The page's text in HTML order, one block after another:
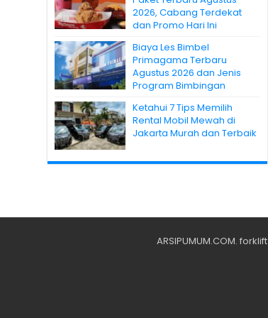
2026, Cabang Terdekat
dan Promo Hari Ini
Biaya Les Bimbel
Primagama Terbaru
Agustus 2026 dan Jenis
Program Bimbingan
Ketahui 7 Tips Memilih
Rental Mobil Mewah di
Jakarta Murah dan Terbaik
ARSIPUMUM.COM. forklift